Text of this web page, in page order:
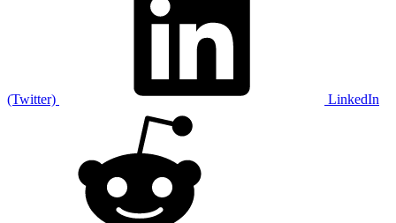
(Twitter) LinkedIn